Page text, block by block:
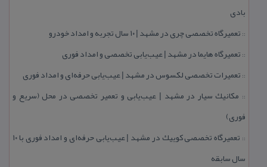
بادی
:: تعمیرگاه تخصصی چری در مشهد | ۱۰ سال تجربه و امداد خودرو
:: تعمیرگاه هایما در مشهد | عیب‌یابی تخصصی و امداد فوری
:: تعمیرات تخصصی لكسوس در مشهد | عیب‌یابی حرفه‌ای و امداد فوری
:: مكانیك سیار در مشهد | عیب‌یابی و تعمیر تخصصی در محل (سریع و
فوری)
::
تعمیرگاه تخصصی كوییك در مشهد | عیب‌یابی حرفه‌ای و امداد فوری با ۱۰
سال سابقه